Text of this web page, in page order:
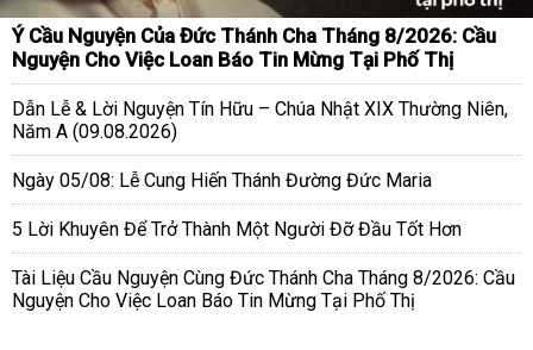
Ý Cầu Nguyện Của Đức Thánh Cha Tháng 8/2026: Cầu
Nguyện Cho Việc Loan Báo Tin Mừng Tại Phố Thị
Dẫn Lễ & Lời Nguyện Tín Hữu – Chúa Nhật XIX Thường Niên,
Năm A (09.08.2026)
Ngày 05/08: Lễ Cung Hiến Thánh Đường Đức Maria
5 Lời Khuyên Để Trở Thành Một Người Đỡ Đầu Tốt Hơn
Tài Liệu Cầu Nguyện Cùng Đức Thánh Cha Tháng 8/2026: Cầu
Nguyện Cho Việc Loan Báo Tin Mừng Tại Phố Thị